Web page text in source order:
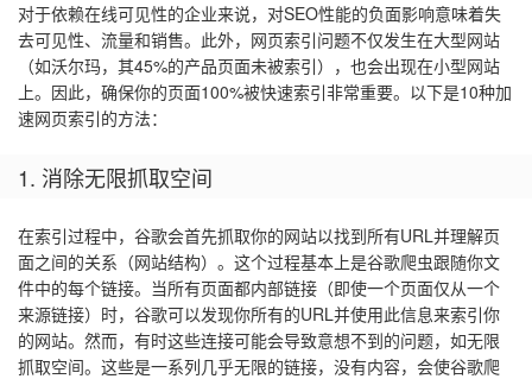
对于依赖在线可见性的企业来说，对SEO性能的负面影响意味着失
去可见性、流量和销售。此外，网页索引问题不仅发生在大型网站
（如沃尔玛，其45%的产品页面未被索引），也会出现在小型网站
上。因此，确保你的页面100%被快速索引非常重要。以下是10种加
速网页索引的方法：
1. 消除无限抓取空间
在索引过程中，谷歌会首先抓取你的网站以找到所有URL并理解页
面之间的关系（网站结构）。这个过程基本上是谷歌爬虫跟随你文
件中的每个链接。当所有页面都内部链接（即使一个页面仅从一个
来源链接）时，谷歌可以发现你所有的URL并使用此信息来索引你
的网站。然而，有时这些连接可能会导致意想不到的问题，如无限
抓取空间。这些是一系列几乎无限的链接，没有内容，会使谷歌爬